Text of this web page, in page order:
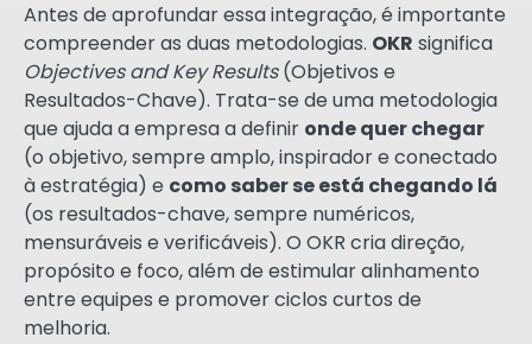
Antes de aprofundar essa integração, é importante
compreender as duas metodologias. OKR significa
Objectives and Key Results(Objetivos e
Resultados-Chave). Trata-se de uma metodologia
que ajuda a empresa a definir onde quer chegar
(o objetivo, sempre amplo, inspirador e conectado
à estratégia) e como saber se está chegando lá
(os resultados-chave, sempre numéricos,
mensuráveis e verificáveis). O OKR cria direção,
propósito e foco, além de estimular alinhamento
entre equipes e promover ciclos curtos de
melhoria.